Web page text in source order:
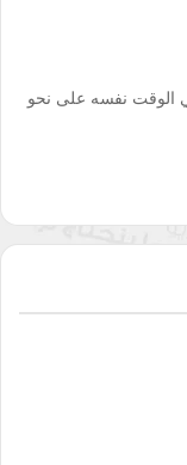
الوقت نفسه على نحو